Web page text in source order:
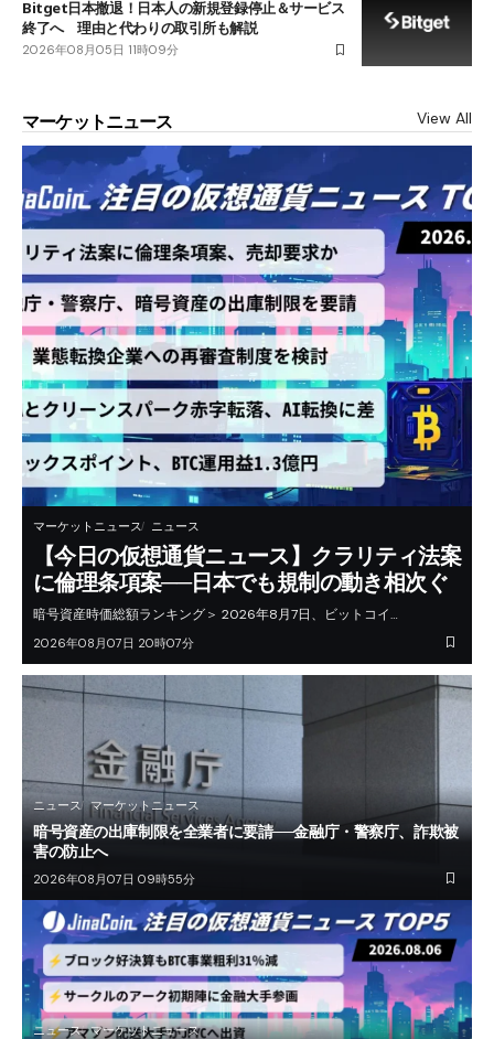
Bitget日本撤退！日本人の新規登録停止＆サービス
終了へ 理由と代わりの取引所も解説
2026年08月05日 11時09分
マーケットニュース View All
マーケットニュース ニュース
【今日の仮想通貨ニュース】クラリティ法案
に倫理条項案──日本でも規制の動き相次ぐ
暗号資産時価総額ランキング＞ 2026年8月7日、ビットコイ…
2026年08月07日 20時07分
ニュース マーケットニュース
暗号資産の出庫制限を全業者に要請──金融庁・警察庁、詐欺被
害の防止へ
2026年08月07日 09時55分
ニュース マーケットニュース